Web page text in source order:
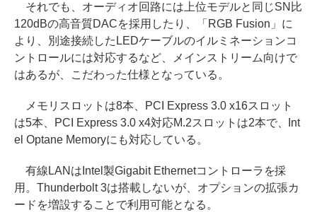
それでも、オーディオ回路には上位モデルと同じSN比
120dBの高音質DACを採用したり、「RGB Fusion」に
より、別途接続したLEDケーブルのイルミネーションコ
ントロールには対応するなど、メインストリーム向けで
はあるが、こだわった仕様となっている。
メモリスロットは8本、PCI Express 3.0 x16スロット
は5本、PCI Express 3.0 x4対応M.2スロットは2本で、Int
el Optane Memoryにも対応している。
有線LANはIntel製Gigabit Ethernetコントローラを採
用。Thunderbolt 3は搭載しないが、オプションの拡張カ
ードを増設することで利用可能となる。